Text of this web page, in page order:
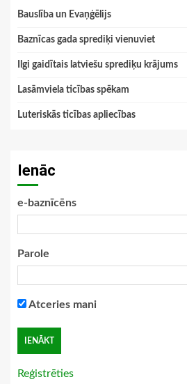
Bauslība un Evaņģēlijs
Baznīcas gada sprediķi vienuviet
Ilgi gaidītais latviešu sprediķu krājums
Lasāmviela ticības spēkam
Luteriskās ticības apliecības
Ienāc
e-baznīcēns
Parole
Atceries mani
Reģistrēties